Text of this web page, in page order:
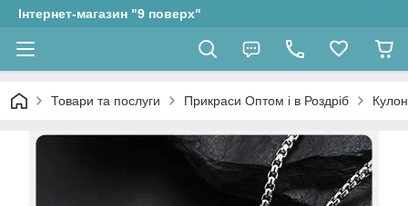
Інтернет-магазин "9 поверх"
Товари та послуги Прикраси Оптом і в Роздріб